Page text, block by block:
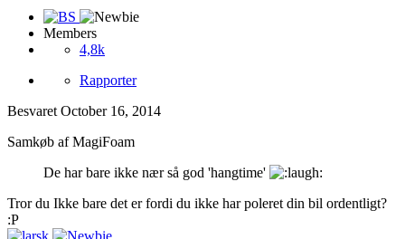
Members
4,8k
Rapporter
Besvaret October 16, 2014
Samkøb af MagiFoam
De har bare ikke nær så god 'hangtime'
Tror du Ikke bare det er fordi du ikke har poleret din bil ordentligt?
:P